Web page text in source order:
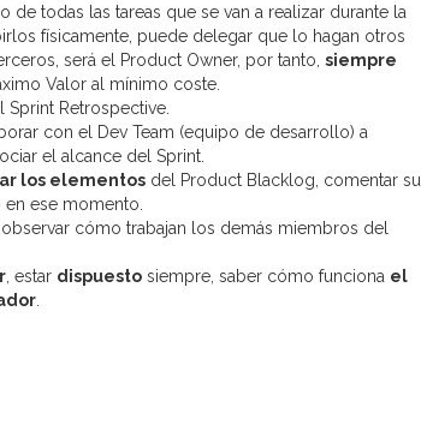
de todas las tareas que se van a realizar durante la
físicamente, puede delegar que lo hagan otros
será el Product Owner, por tanto, siempre
Valor al mínimo coste.
Retrospective.
con el Dev Team (equipo de desarrollo) a
el alcance del Sprint.
los elementos del Product Blacklog, comentar su
ese momento.
cómo trabajan los demás miembros del
, estar dispuesto siempre, saber cómo funciona el